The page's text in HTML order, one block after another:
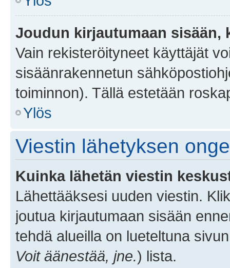
Joudun kirjautumaan sisään,
Vain rekisteröityneet käyttäjät
sisäänrakennetun
toiminnon). Tällä estetään
Ylös
Viestin lähetyksen
Kuinka lähetän viestin
Lähettääksesi uuden viestin.
joutua kirjautumaan sisään
tehdä alueilla on lueteltuna
Voit äänestää, jne.) lista.